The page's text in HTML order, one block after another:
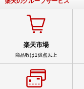
楽天市場
商品数は1億点以上